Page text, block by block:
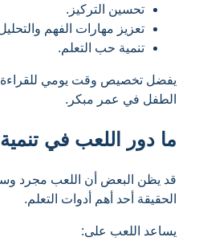
تحسين التركيز.
تعزيز مهارات الفهم
تنمية حب التعلم.
يفضل تخصيص وقت يومي للقراءة
الطفل في عمر مبكر.
ما دور اللعب في تنمية
قد يظن البعض أن اللعب مجرد
الحقيقة أحد أهم أدوات التعلم.
يساعد اللعب على: